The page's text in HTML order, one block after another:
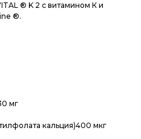
® K 2 с витамином К и
®.
мг
кальция)400 мкг